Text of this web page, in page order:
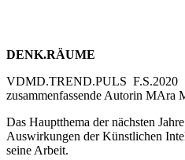
DENK.RÄUME
VDMD.TREND.PULS F.S.2020
zusammenfassende Autorin MAra
Das Hauptthema der nächsten
Auswirkungen der Künstlichen
seine Arbeit.